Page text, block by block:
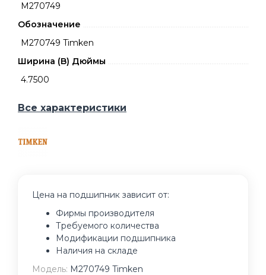
M270749
Обозначение
M270749 Timken
Ширина (B) Дюймы
4.7500
Все характеристики
Цена на подшипник зависит от:
Фирмы производителя
Требуемого количества
Модификации подшипника
Наличия на складе
Модель: M270749 Timken